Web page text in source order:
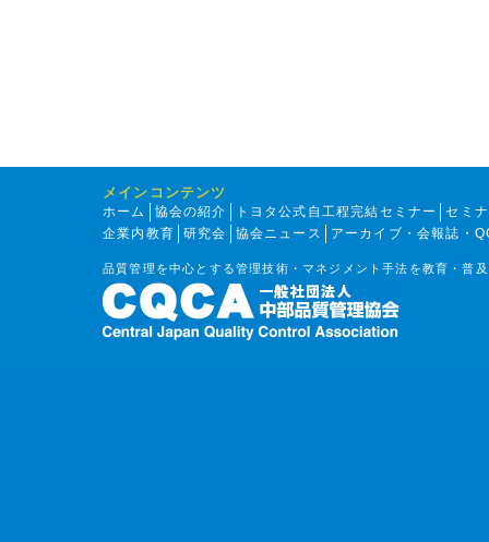
メインコンテンツ
ホーム 協会の紹介 トヨタ公式自工程完結セミナー
セミ
企業内教育
研究会 協会ニュース アーカイブ・会報誌・
品質管理を中心とする管理技術・マネジメント手法を教育・普